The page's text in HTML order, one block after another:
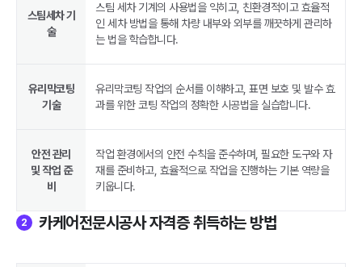
스팀세차 기
술
스팀 세차 기계의 사용법을 익히고, 친환경적이고 효율적
인 세차 방법을 통해 차량 내부와 외부를 깨끗하게 관리하
는 법을 학습합니다.
유리막코팅
기술
유리막코팅 작업의 순서를 이해하고, 표면 보호 및 발수 효
과를 위한 코팅 작업의 정확한 시공법을 실습합니다.
안전 관리
및 작업 준
비
작업 환경에서의 안전 수칙을 준수하며, 필요한 도구와 자
재를 준비하고, 효율적으로 작업을 진행하는 기본 역량을
키웁니다.
2 카케어전문시공사 자격증 취득하는 방법